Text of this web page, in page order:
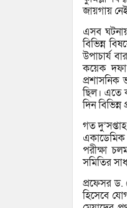
জায়গায়
এসব
বিভিন্ন
উপাচার্য
কয়েক দফা
প্রশাসনিক
ছিল। এতে
দিন
গত
একাডেমিক
পরীক্ষা
সমিতির
প্রফেসর ড.
হিসেবে